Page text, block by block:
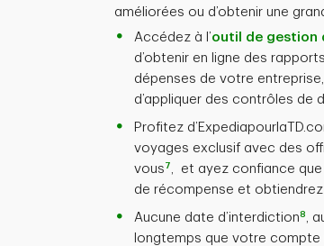
améliorées ou d’obtenir une
Accédez à l’outil de gestion
d’obtenir en ligne des
dépenses de votre
d’appliquer des contrôles de
Profitez
voyages exclusif avec des
vous 7 , et ayez confiance
de récompense et obtiendrez
Aucune date d’interdiction8 ,
longtemps que votre